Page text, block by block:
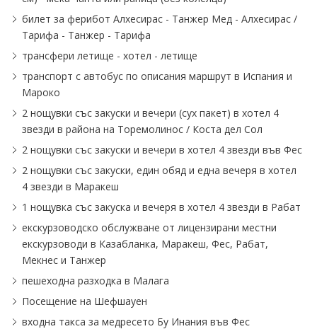
билет за ферибот Алхесирас - Танжер Мед - Алхесирас ∕
Тарифа - Танжер - Тарифа
трансфери летище - хотел - летище
транспорт с автобус по описания маршрут в Испания и
Мароко
2 нощувки със закуски и вечери (сух пакет) в хотел 4
звезди в района на Торемолинос ∕ Коста дел Сол
2 нощувки със закуски и вечери в хотел 4 звезди във Фес
2 нощувки със закуски, един обяд и една вечеря в хотел
4 звезди в Маракеш
1 нощувка със закуска и вечеря в хотел 4 звезди в Рабат
екскурзоводско обслужване от лицензирани местни
екскурзоводи в Казабланка, Маракеш, Фес, Рабат,
Мекнес и Танжер
пешеходна разходка в Малага
Посещение на Шефшауен
входна такса за медресето Бу Инания във Фес